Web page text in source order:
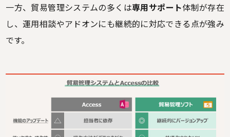
一方、貿易管理システムの多くは専用サポート体制が存在
し、運用相談やアドオンにも継続的に対応できる点が強み
です。